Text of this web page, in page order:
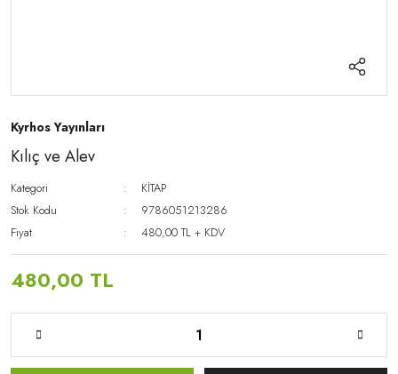
Kyrhos Yayınları
Kılıç ve Alev
Kategori
KİTAP
Stok Kodu
9786051213286
Fiyat
480,00 TL + KDV
480,00 TL